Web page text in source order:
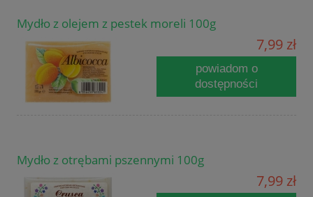
Mydło z olejem z pestek moreli 100g
7,99 zł
powiadom o
dostępności
Mydło z otrębami pszennymi 100g
7,99 zł